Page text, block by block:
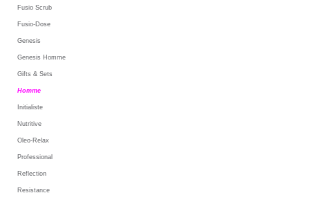
Fusio Scrub
Fusio-Dose
Genesis
Genesis Homme
Gifts & Sets
Homme
Initialiste
Nutritive
Oleo-Relax
Professional
Reflection
Resistance